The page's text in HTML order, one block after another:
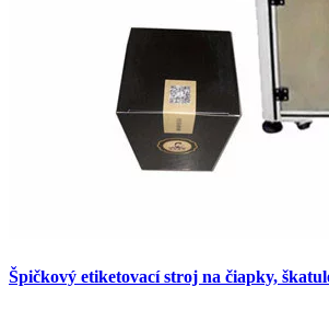
Špičkový etiketovací stroj na čiapky,